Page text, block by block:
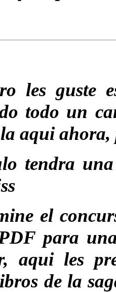
les guste
todo un
aqui
tendra
el
para
aqui les
de la